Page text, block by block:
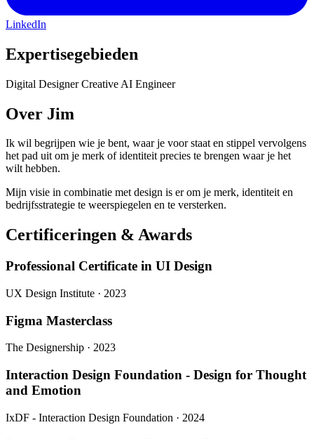
LinkedIn
Expertisegebieden
Digital DesignerCreative AI Engineer
Over Jim
Ik wil begrijpen wie je bent, waar je voor staat en stippel vervolgens
het pad uit om je merk of identiteit precies te brengen waar je het
wilt hebben.
Mijn visie in combinatie met design is er om je merk, identiteit en
bedrijfsstrategie te weerspiegelen en te versterken.
Certificeringen & Awards
Professional Certificate in UI Design
UX Design Institute · 2023
Figma Masterclass
The Designership · 2023
Interaction Design Foundation - Design for Thought
and Emotion
IxDF - Interaction Design Foundation · 2024